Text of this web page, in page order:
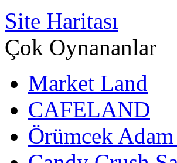
Site Haritası
Çok Oynananlar
Market Land
CAFELAND
Örümcek